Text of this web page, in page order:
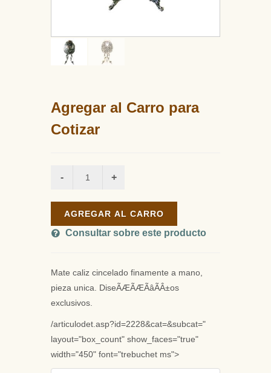
Agregar al Carro para
Cotizar
AGREGAR AL CARRO
Consultar sobre este producto
Mate caliz cincelado finamente a mano,
pieza unica. DiseÃÆÃÆÃâÃÂ±os
exclusivos.
/articulodet.asp?id=2228&cat=&subcat="
layout="box_count" show_faces="true"
width="450" font="trebuchet ms">